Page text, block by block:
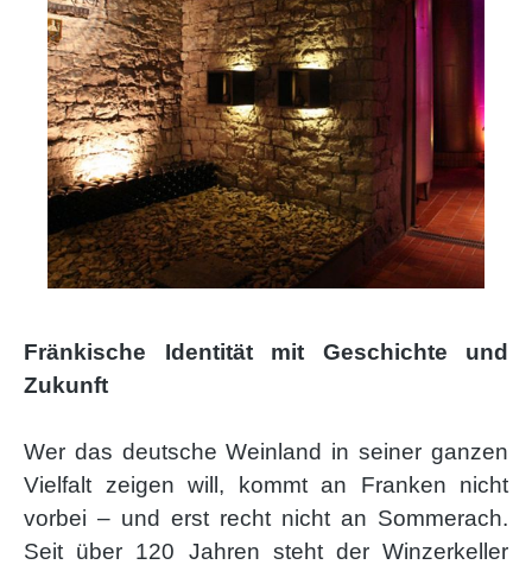
Fränkische Identität mit Geschichte und
Zukunft
Wer das deutsche Weinland in seiner ganzen
Vielfalt zeigen will, kommt an Franken nicht
vorbei – und erst recht nicht an Sommerach.
Seit über 120 Jahren steht der Winzerkeller